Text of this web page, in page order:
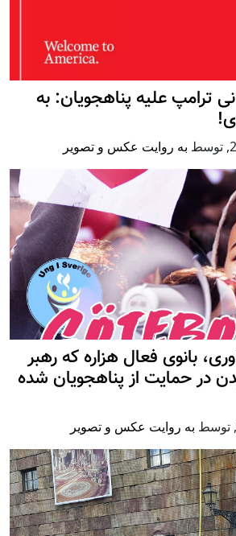
ترامپ علیه پناهجویان: به
, توسط به روایت عکس و تصویر
بانوی فعال هزاره که رهبر
در حمایت از پناهجویان شده
, توسط به روایت عکس و تصویر